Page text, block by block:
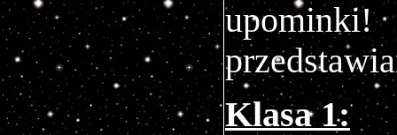
Klasa 1: